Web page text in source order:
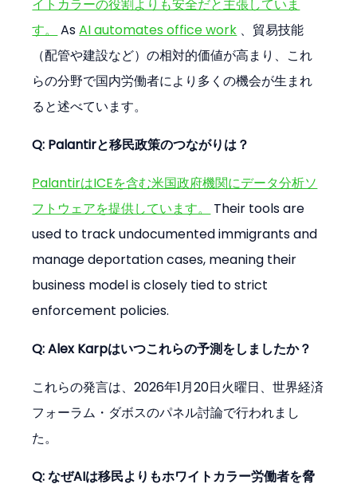
イトカラーの役割よりも安全だと主張していま
す。
As AI automates office work 、貿易技能
（配管や建設など）の相対的価値が高まり、これ
らの分野で国内労働者により多くの機会が生まれ
ると述べています。
Q: Palantirと移民政策のつながりは？
PalantirはICEを含む米国政府機関にデータ分析ソ
フトウェアを提供しています。
Their tools are
used to track undocumented immigrants and
manage deportation cases, meaning their
business model is closely tied to strict
enforcement policies.
Q: Alex Karpはいつこれらの予測をしましたか？
これらの発言は、2026年1月20日火曜日、世界経済
フォーラム・ダボスのパネル討論で行われまし
た。
Q: なぜAIは移民よりもホワイトカラー労働者を脅